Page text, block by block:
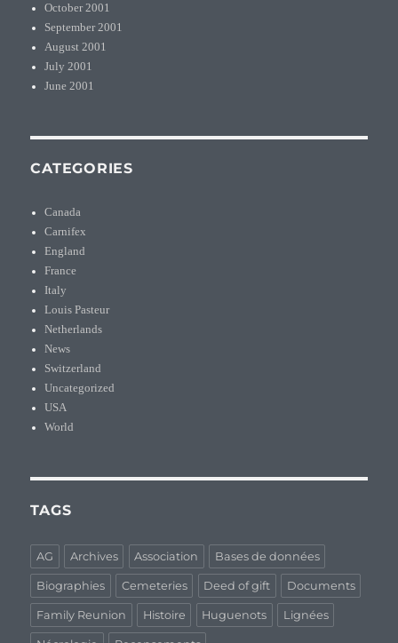
October 2001
September 2001
August 2001
July 2001
June 2001
CATEGORIES
Canada
Carnifex
England
France
Italy
Louis Pasteur
Netherlands
News
Switzerland
Uncategorized
USA
World
TAGS
AG Archives Association Bases de données
Biographies Cemeteries Deed of gift Documents
Family Reunion Histoire Huguenots Lignées